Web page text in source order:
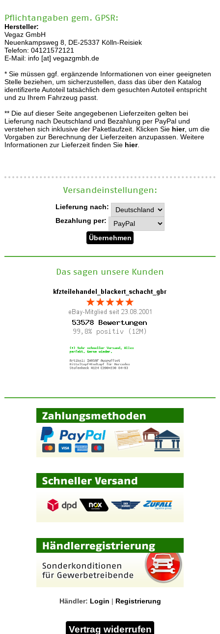
Pflichtangaben gem. GPSR:
Hersteller:
Vegaz GmbH
Neuenkampsweg 8, DE-25337 Kölln-Reisiek
Telefon: 04121572121
E-Mail: info [at] vegazgmbh.de
* Sie müssen ggf. ergänzende Informationen von einer geeigneten
Stelle beziehen, um sicherzustellen, dass das über den Katalog
identifizerte Autoteil tatsächlich dem gesuchten Autoteil entspricht
und zu Ihrem Fahrzeug passt.
** Die auf dieser Seite angegebenen Lieferzeiten gelten bei
Lieferung nach Deutschland und Bezahlung per PayPal und
verstehen sich inklusive der Paketlaufzeit. Klicken Sie hier, um die
Vorgaben zur Berechnung der Lieferzeiten anzupassen. Weitere
Informationen zur Lieferzeit finden Sie hier.
Versand­einstellungen:
Lieferung nach:
Bezahlung per:
Das sagen unsere Kunden
Händler: Login | Registrierung